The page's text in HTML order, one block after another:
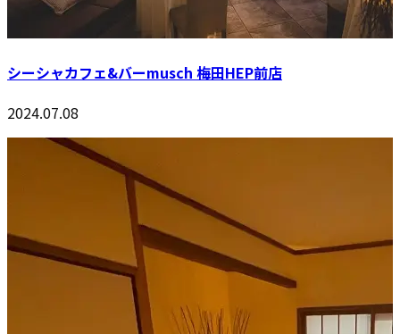
シーシャカフェ&バーmusch 梅田HEP前店
2024.07.08